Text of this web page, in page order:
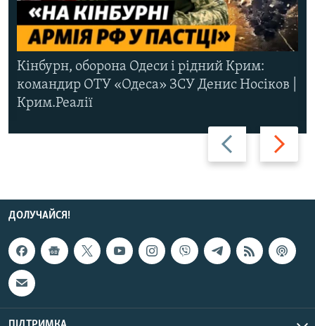
Назад Вперед
Кінбурн, оборона Одеси і рідний Крим:
командир ОТУ «Одеса» ЗСУ Денис Носіков |
Крим.Реалії
ДОЛУЧАЙСЯ!